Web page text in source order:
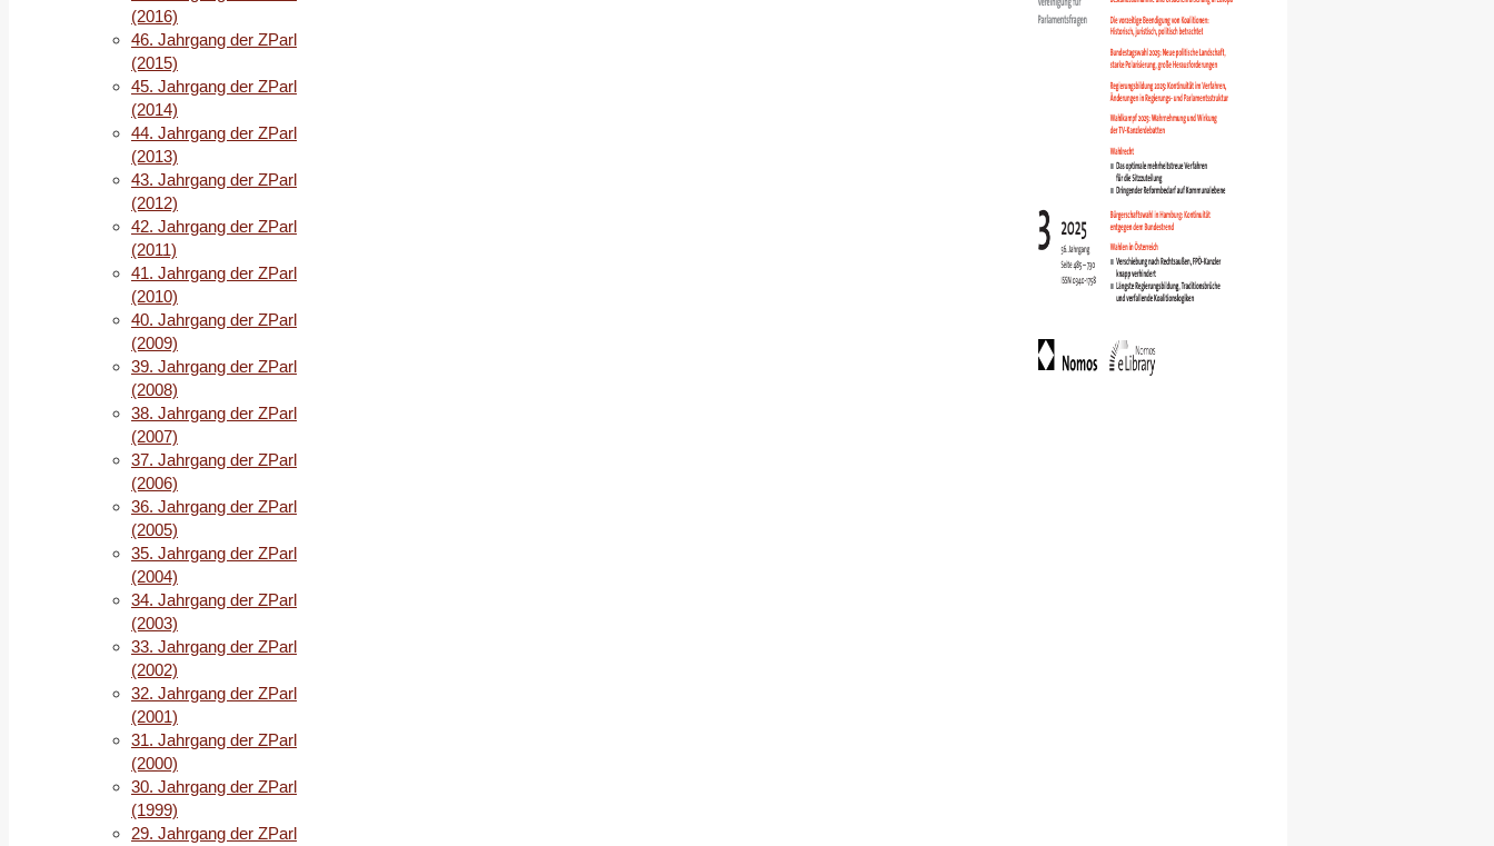
(2016)
46. Jahrgang der ZParl
(2015)
45. Jahrgang der ZParl
(2014)
44. Jahrgang der ZParl
(2013)
43. Jahrgang der ZParl
(2012)
42. Jahrgang der ZParl
(2011)
41. Jahrgang der ZParl
(2010)
40. Jahrgang der ZParl
(2009)
39. Jahrgang der ZParl
(2008)
38. Jahrgang der ZParl
(2007)
37. Jahrgang der ZParl
(2006)
36. Jahrgang der ZParl
(2005)
35. Jahrgang der ZParl
(2004)
34. Jahrgang der ZParl
(2003)
33. Jahrgang der ZParl
(2002)
32. Jahrgang der ZParl
(2001)
31. Jahrgang der ZParl
(2000)
30. Jahrgang der ZParl
(1999)
29. Jahrgang der ZParl